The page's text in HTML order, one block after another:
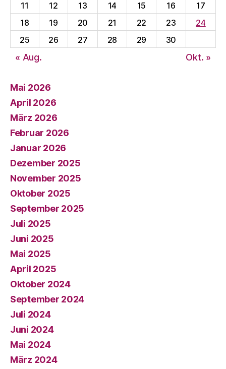
11
12 13 14 15 16
17
18
19 20 21 22 23
24
25
26 27 28 29 30
« Aug. Okt. »
Mai 2026
April 2026
März 2026
Februar 2026
Januar 2026
Dezember 2025
November 2025
Oktober 2025
September 2025
Juli 2025
Juni 2025
Mai 2025
April 2025
Oktober 2024
September 2024
Juli 2024
Juni 2024
Mai 2024
März 2024